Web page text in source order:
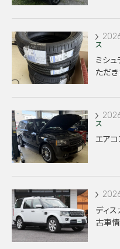
ス
ミシ
ただき
ス
エアコ
ディ
古車